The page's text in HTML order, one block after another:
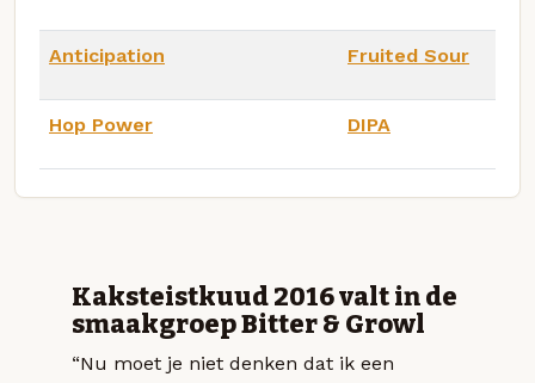
Anticipation Fruited Sour
Hop Power DIPA
Kaksteistkuud 2016 valt in de
smaakgroep Bitter & Growl
“Nu moet je niet denken dat ik een